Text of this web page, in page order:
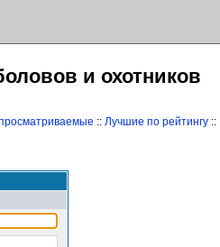
и охотников
:: Лучшие по рейтингу::